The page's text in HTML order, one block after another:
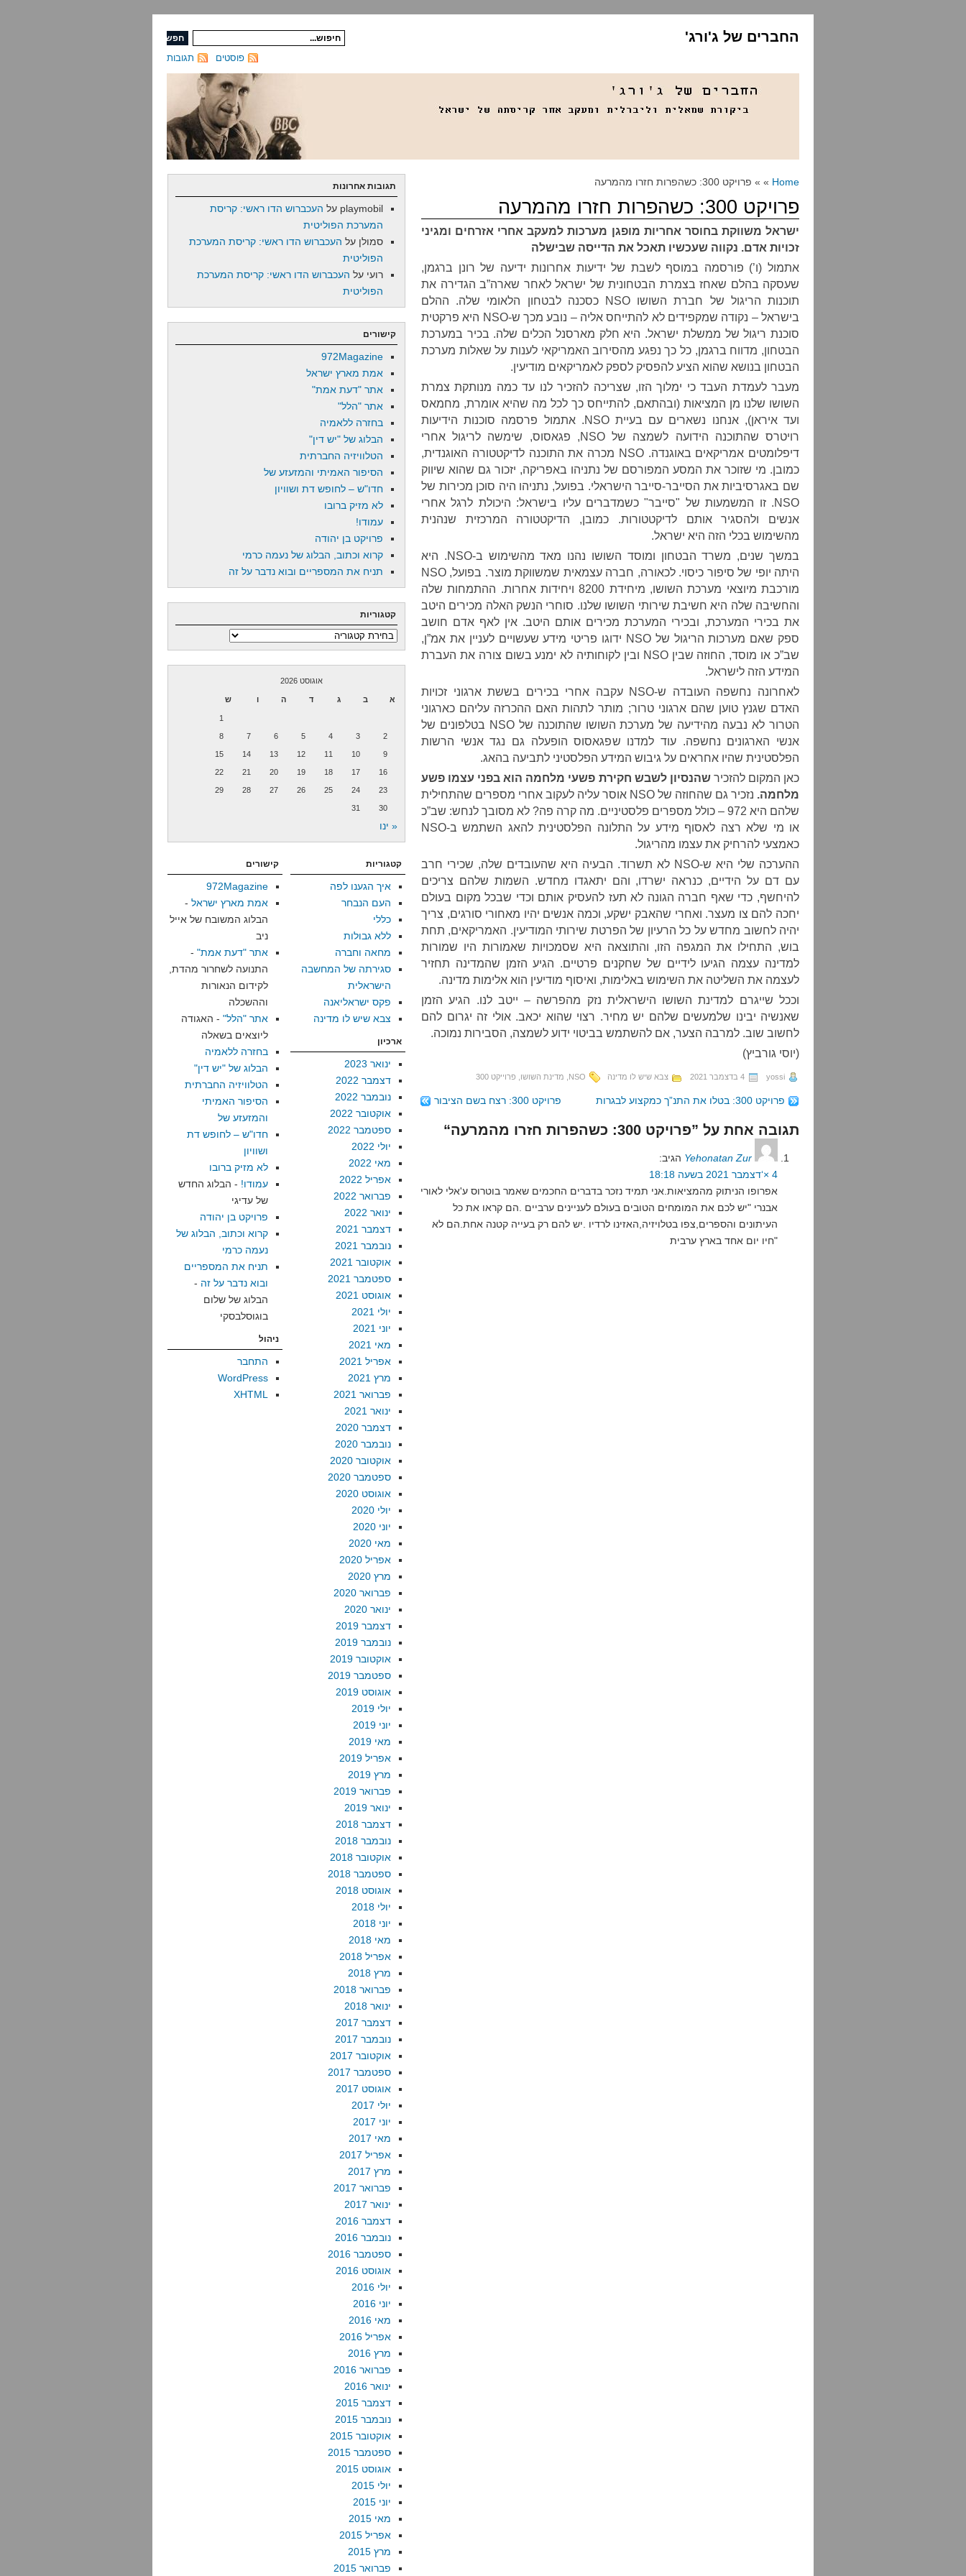
החברים של ג'ורג'
תגובות פוסטים
Home » » פרויקט 300: כשהפרות חזרו מהמרעה
פרויקט 300: כשהפרות חזרו מהמרעה
ישראל משווקת בחוסר אחריות מופגן מערכות למעקב אחרי אזרחים ומגיני
זכויות אדם. נקווה שעכשיו תאכל את הדייסה שבישלה
אתמול (ו’) פורסמה במוסף לשבת של ידיעות אחרונות ידיעה של רונן ברגמן,
שעסקה בהלם שאחז בצמרת הבטחונית של ישראל לאחר שארה”ב הגדירה את
תוכנות הריגול של חברת השושו NSO כסכנה לבטחון הלאומי שלה. ההלם
בישראל – נקודה שמקפידים לא להתייחס אליה – נובע מכך ש-NSO היא פרקטית
סוכנת ריגול של ממשלת ישראל. היא חלק מארסנל הכלים שלה. בכיר במערכת
הבטחון, מדווח ברגמן, כל כך נפגע מהסירוב האמריקאי לענות על שאלות מערכת
הבטחון בנושא שהוא הציע להפסיק לספק לאמריקאים מודיעין.
מעבר לעמדת העבד כי ימלוך הזו, שצריכה להזכיר לנו עד כמה מנותקת צמרת
השושו שלנו מן המציאות (ובהתאם, להתייחס כך לכל מה שהיא אומרת, מחמאס
ועד איראן), אנחנו נשארים עם בעיית NSO. אתמול פרסמה סוכנות הידיעות
רויטרס שהתוכנה הידועה לשמצה של NSO, פגאסוס, שימשה לריגול אחרי
דיפלומטים אמריקאים באוגנדה. NSO מכרה את התוכנה לדיקטטורה האוגנדית,
כמובן. מי שזוכר את המסע המפורסם של נתניהו באפריקה, יזכור גם שהוא שיווק
שם באגרסיביות את הסייבר-סייבר הישראלי. בפועל, נתניהו היה סוכן מכירות של
NSO. זו המשמעות של "סייבר" כשמדברים עליו בישראל: היכולת לרגל אחרי
אנשים ולהסגיר אותם לדיקטטורות. כמובן, הדיקטטורה המרכזית שנהנית
מהשימוש בכלי הזה היא ישראל.
במשך שנים, משרד הבטחון ומוסד השושו נהנו מאד מהשימוש ב-NSO. היא
היתה יופי של סיפור כיסוי. לכאורה, חברה עצמאית שמשווקת מוצר. בפועל, NSO
מורכבת מיוצאי מערכת השושו, מיחידת 8200 ויחידות אחרות. ההתמחות שלה
והחשיבה שלה היא חשיבת שירותי השושו שלנו. סוחרי הנשק האלה מכירים היטב
את בכירי המערכת, ובכירי המערכת מכירים אותם היטב. אין לאף אדם חושב
ספק שאם מערכות הריגול של NSO ידוגו פריטי מידע שעשויים לעניין את אמ”ן,
שב”כ או מוסד, החוזה שבין NSO ובין לקוחותיה לא ימנע בשום צורה את העברת
המידע הזה לישראל.
לאחרונה נחשפה העובדה ש-NSO עקבה אחרי בכירים בששת ארגוני זכויות
האדם שגנץ טוען שהם ארגוני טרור; מותר לתהות האם ההכרזה עליהם כארגוני
הטרור לא נבעה מהידיעה של מערכת השושו שהתוכנה של NSO בטלפונים של
אנשי הארגונים נחשפה. עוד למדנו שפגאסוס הופעלה גם נגד אנשי הרשות
הפלסטינית שהיו אחראים על גיבוש המידע הפלסטיני לתביעה בהאג.
כאן המקום להזכירשהנסיון לשבש חקירת פשעי מלחמה הוא בפני עצמו פשע
מלחמה.
נזכיר גם שהחוזה של NSO אוסר עליה לעקוב אחרי מספרים שהתחילית
שלהם היא 972 – כולל מספרים פלסטיניים. מה קרה פה? לא מסובך לנחש: שב”כ
או מי שלא רצה לאסוף מידע על התלונה הפלסטינית להאג השתמש ב-NSO
כאמצעי להרחיק את עצמו מהריגול.
ההערכה שלי היא ש-NSO לא תשרוד. הבעיה היא שהעובדים שלה, שכירי חרב
עם דם על הידיים, כנראה ישרדו, והם יתאגדו מחדש. השמות שלהם צריכים
להיחשף, כדי שאף חברה הגונה לא תעז להעסיק אותם וכדי שבכל מקום בעולם
יחכה להם צו מעצר. ואחרי שהאבק ישקע, וכמה אנשים יהיו מאחורי סורגים, צריך
יהיה לחשוב מחדש על כל הרעיון של הפרטת שירותי המודיעין. האמריקאים, תחת
בוש, התחילו את המגפה הזו, והתוצאה היא שסמכויות שאמורות היו שמורות
למדינה עצמה הגיעו לידיים של שחקנים פרטיים. הגיע הזמן שהמדינה תחזיר
לעצמה את השליטה את השימוש באלימות, ואיסוף מודיעין הוא אלימות מדינה.
וככל שייגרם למדינת השושו הישראלית נזק מהפרשה – ייטב לנו. הגיע הזמן
שאנשיה יבינו שלמעשים שלהם יש מחיר. רצוי שהוא יכאב. אולי זה יגרום להם
לחשוב שוב. למרבה הצער, אם להשתמש בביטוי ידוע לשמצה, הסבירות נמוכה.
(יוסי גורביץ)
yossi 4 בדצמבר 2021 צבא שיש לו מדינה NSO מדינת השושו פרוייקט 300
פרויקט 300: בטלו את התנ”ך כמקצוע לבגרות פרויקט 300: רצח בשם הציבור
תגובה אחת על ”פרויקט 300: כשהפרות חזרו מהמרעה“
Yehonatan Zur הגיב:
4 ×‘דצמבר 2021 בשעה 18:18
אפרופו הניתוק מהמציאות.אני תמיד נזכר בדברים החכמים שאמר בוטרוס ע'אלי לאורי
אבנרי "יש לכם את המומחים הטובים בעולם לעניינים ערביים .הם קראו את כל
העיתונים והספרים,צפו בטלויזיה,האזינו לרדיו .יש להם רק בעייה קטנה אחת.הם לא
חיו יום אחד בארץ ערבית"
תגובות אחרונות
playmobil על העכברוש הדו ראשי: קריסת
המערכת הפוליטית
סמולן על העכברוש הדו ראשי: קריסת המערכת
הפוליטית
רועי על העכברוש הדו ראשי: קריסת המערכת
הפוליטית
קישורים
972Magazine
אמת מארץ ישראל
אתר "דעת אמת"
אתר "הלל"
בחזרה ללאמיה
הבלוג של "יש דין"
הטלוויזיה החברתית
הסיפור האמיתי והמזעזע של
חדו"ש – לחופש דת ושוויון
לא מזיק ברובו
עמודו!
פרויקט בן יהודה
קרוא וכתוב, הבלוג של נעמה כרמי
תניח את המספריים ובוא נדבר על זה
קטגוריות
קטגוריות
אוגוסט 2026
א ב ג ד ה ו ש
1
2
3
4
5
6
7
8
9
10
11
12
13
14
15
16
17
18
19
20
21
22
23
24
25
26
27
28
29
30
31
« ינו
קטגוריות
איך הגענו לפה
העם הנבחר
כללי
ללא גבולות
מחאה וחברה
סגירתה של המחשבה
הישראלית
פקס ישראליאנה
צבא שיש לו מדינה
ארכיון
ינואר 2023
דצמבר 2022
נובמבר 2022
אוקטובר 2022
ספטמבר 2022
יולי 2022
מאי 2022
אפריל 2022
פברואר 2022
ינואר 2022
דצמבר 2021
נובמבר 2021
אוקטובר 2021
ספטמבר 2021
אוגוסט 2021
יולי 2021
יוני 2021
מאי 2021
אפריל 2021
מרץ 2021
פברואר 2021
ינואר 2021
דצמבר 2020
נובמבר 2020
אוקטובר 2020
ספטמבר 2020
אוגוסט 2020
יולי 2020
יוני 2020
מאי 2020
אפריל 2020
מרץ 2020
פברואר 2020
ינואר 2020
דצמבר 2019
נובמבר 2019
אוקטובר 2019
ספטמבר 2019
אוגוסט 2019
יולי 2019
יוני 2019
מאי 2019
אפריל 2019
מרץ 2019
פברואר 2019
ינואר 2019
דצמבר 2018
נובמבר 2018
אוקטובר 2018
ספטמבר 2018
אוגוסט 2018
יולי 2018
יוני 2018
מאי 2018
אפריל 2018
מרץ 2018
פברואר 2018
ינואר 2018
דצמבר 2017
נובמבר 2017
אוקטובר 2017
ספטמבר 2017
אוגוסט 2017
יולי 2017
יוני 2017
מאי 2017
אפריל 2017
מרץ 2017
פברואר 2017
ינואר 2017
דצמבר 2016
נובמבר 2016
ספטמבר 2016
אוגוסט 2016
יולי 2016
יוני 2016
מאי 2016
אפריל 2016
מרץ 2016
פברואר 2016
ינואר 2016
דצמבר 2015
נובמבר 2015
אוקטובר 2015
ספטמבר 2015
אוגוסט 2015
יולי 2015
יוני 2015
מאי 2015
אפריל 2015
מרץ 2015
פברואר 2015
קישורים
972Magazine
אמת מארץ ישראל -
הבלוג המשובח של אייל
ניב
אתר "דעת אמת" -
התנועה לשחרור מהדת,
לקידום הנאורות
וההשכלה
אתר "הלל" - האגודה
ליוצאים בשאלה
בחזרה ללאמיה
הבלוג של "יש דין"
הטלוויזיה החברתית
הסיפור האמיתי
והמזעזע של
חדו"ש – לחופש דת
ושוויון
לא מזיק ברובו
עמודו! - הבלוג החדש
של עדיגי
פרויקט בן יהודה
קרוא וכתוב, הבלוג של
נעמה כרמי
תניח את המספריים
ובוא נדבר על זה -
הבלוג של שלום
בוגוסלבסקי
ניהול
התחבר
WordPress
XHTML